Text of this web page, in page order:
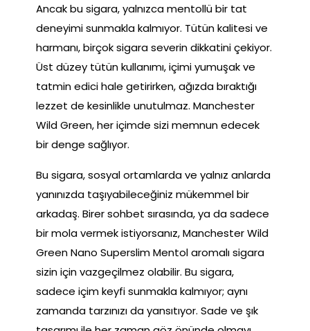
Ancak bu sigara, yalnızca mentollü bir tat
deneyimi sunmakla kalmıyor. Tütün kalitesi ve
harmanı, birçok sigara severin dikkatini çekiyor.
Üst düzey tütün kullanımı, içimi yumuşak ve
tatmin edici hale getirirken, ağızda bıraktığı
lezzet de kesinlikle unutulmaz. Manchester
Wild Green, her içimde sizi memnun edecek
bir denge sağlıyor.
Bu sigara, sosyal ortamlarda ve yalnız anlarda
yanınızda taşıyabileceğiniz mükemmel bir
arkadaş. Birer sohbet sırasında, ya da sadece
bir mola vermek istiyorsanız, Manchester Wild
Green Nano Superslim Mentol aromalı sigara
sizin için vazgeçilmez olabilir. Bu sigara,
sadece içim keyfi sunmakla kalmıyor; aynı
zamanda tarzınızı da yansıtıyor. Sade ve şık